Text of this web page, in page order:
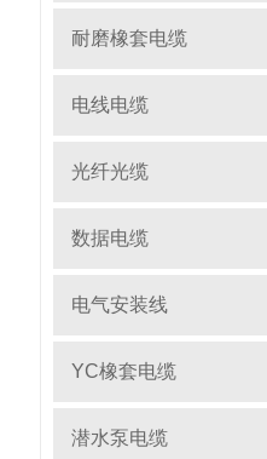
耐磨橡套电缆
电线电缆
光纤光缆
数据电缆
电气安装线
YC橡套电缆
潜水泵电缆